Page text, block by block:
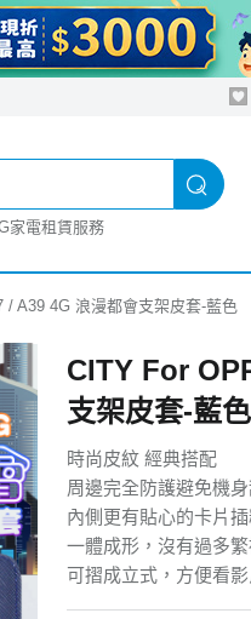
家電租賃服務
/ A39 4G 浪漫都會支架皮套-藍色
CITY For
支架皮套-藍色
時尚皮紋 經典搭配
周邊完全防護避免機
內側更有貼心的卡片
一體成形，沒有過多
可摺成立式，方便看影